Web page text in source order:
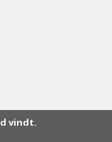
vindt.